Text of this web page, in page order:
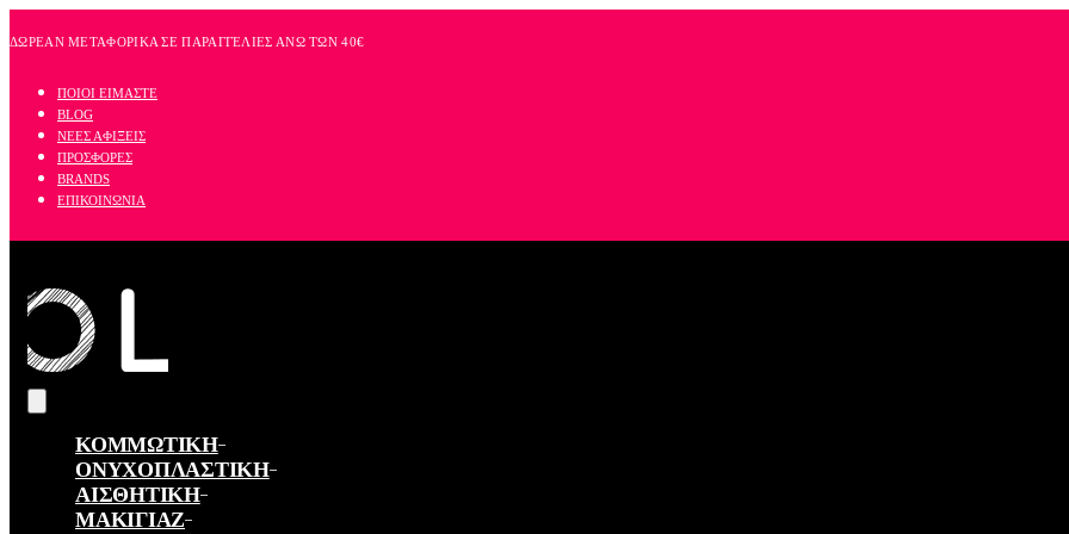
to
ΔΩΡΕΑΝ ΜΕΤΑΦΟΡΙΚΑ ΣΕ ΠΑΡΑΓΓΕΛΙΕΣ ΑΝΩ ΤΩΝ 40€
ΠΟΙΟΙ ΕΙΜΑΣΤΕ
BLOG
ΝΕΕΣ ΑΦΙΞΕΙΣ
ΠΡΟΣΦΟΡΕΣ
BRANDS
ΕΠΙΚΟΙΝΩΝΙΑ
ΚΟΜΜΩΤΙΚΗ
ΟΝΥΧΟΠΛΑΣΤΙΚΗ
ΑΙΣΘΗΤΙΚΗ
ΜΑΚΙΓΙΑΖ